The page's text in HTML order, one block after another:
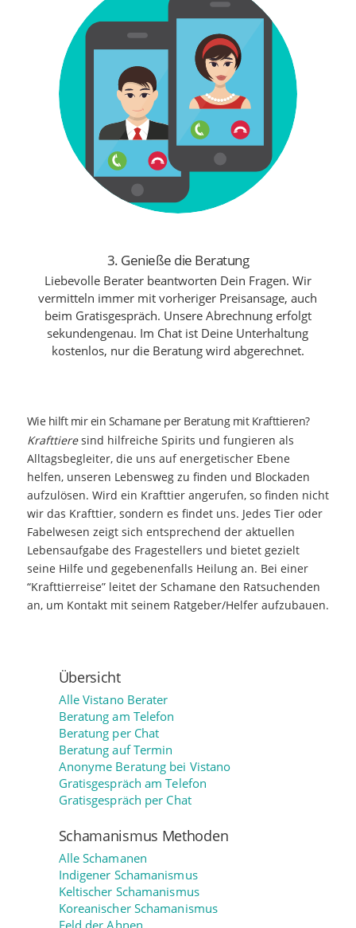
3. Genieße die Beratung
Liebevolle Berater beantworten Dein Fragen. Wir
vermitteln immer mit vorheriger Preisansage, auch
beim Gratisgespräch. Unsere Abrechnung erfolgt
sekundengenau. Im Chat ist Deine Unterhaltung
kostenlos, nur die Beratung wird abgerechnet.
Wie hilft mir ein Schamane per Beratung mit Krafttieren?
Krafttieresind hilfreiche Spirits und fungieren als
Alltagsbegleiter, die uns auf energetischer Ebene
helfen, unseren Lebensweg zu finden und Blockaden
aufzulösen. Wird ein Krafttier angerufen, so finden nicht
wir das Krafttier, sondern es findet uns. Jedes Tier oder
Fabelwesen zeigt sich entsprechend der aktuellen
Lebensaufgabe des Fragestellers und bietet gezielt
seine Hilfe und gegebenenfalls Heilung an. Bei einer
“Krafttierreise” leitet der Schamane den Ratsuchenden
an, um Kontakt mit seinem Ratgeber/Helfer aufzubauen.
Übersicht
Alle Vistano Berater
Beratung am Telefon
Beratung per Chat
Beratung auf Termin
Anonyme Beratung bei Vistano
Gratisgespräch am Telefon
Gratisgespräch per Chat
Schamanismus Methoden
Alle Schamanen
Indigener Schamanismus
Keltischer Schamanismus
Koreanischer Schamanismus